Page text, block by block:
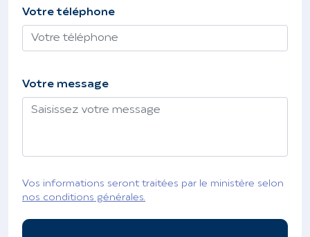
Votre téléphone
Votre message
Vos informations seront traitées par le ministère selon
nos conditions générales.